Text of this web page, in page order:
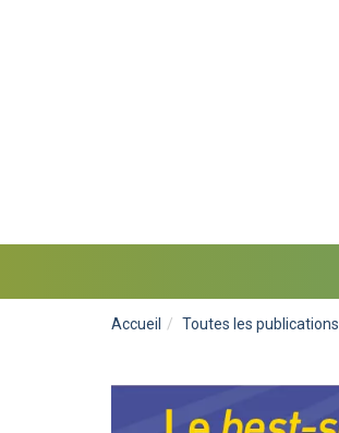
Accueil Toutes les publications